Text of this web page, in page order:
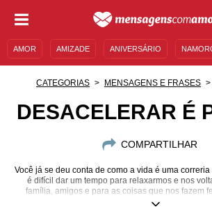
AMOR AMIZADE ANIVERSÁRIO
CATEGORIAS MENSAGENS E FRASES
DESACELERAR É
COMPARTILHAR
Você já se deu conta de como a vida é uma
é difícil dar um tempo para relaxarmos e nos
família, amigos e para as coisas que nos fazem
tempo hoje para ler essas mensagens e revigore-